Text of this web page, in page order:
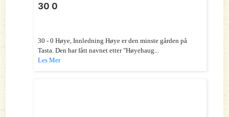
30 0
30 - 0 Høye, Innledning Høye er den minste gården på
Tasta. Den har fått navnet etter "Høyehaug...
Les Mer